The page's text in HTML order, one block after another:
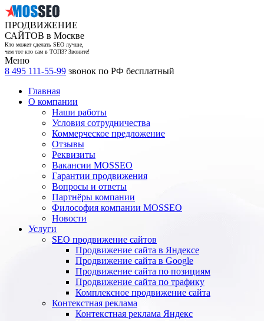
ПРОДВИЖЕНИЕ
САЙТОВ в Москве
Кто может сделать SEO лучше,
чем тот кто сам в ТОП3? Звоните!
Меню
8 495 111-55-99 звонок по РФ бесплатный
Главная
О компании
Наши работы
Условия сотрудничества
Коммерческое предложение
Отзывы
Реквизиты
Вакансии MOSSEO
Гарантии продвижения
Вопросы и ответы
Партнёры компании
Философия компании MOSSEO
Новости
Услуги
SEO продвижение сайтов
Продвижение сайта в Яндексе
Продвижение сайта в Google
Продвижение сайта по позициям
Продвижение сайта по трафику
Комплексное продвижение сайта
Контекстная реклама
Контекстная реклама Яндекс